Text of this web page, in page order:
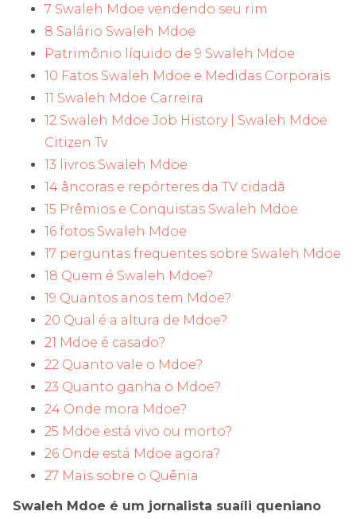
7 Swaleh Mdoe vendendo seu rim
8 Salário Swaleh Mdoe
Patrimônio líquido de 9 Swaleh Mdoe
10 Fatos Swaleh Mdoe e Medidas Corporais
11 Swaleh Mdoe Carreira
12 Swaleh Mdoe Job History | Swaleh Mdoe
Citizen Tv
13 livros Swaleh Mdoe
14 âncoras e repórteres da TV cidadã
15 Prêmios e Conquistas Swaleh Mdoe
16 fotos Swaleh Mdoe
17 perguntas frequentes sobre Swaleh Mdoe
18 Quem é Swaleh Mdoe?
19 Quantos anos tem Mdoe?
20 Qual é a altura de Mdoe?
21 Mdoe é casado?
22 Quanto vale o Mdoe?
23 Quanto ganha o Mdoe?
24 Onde mora Mdoe?
25 Mdoe está vivo ou morto?
26 Onde está Mdoe agora?
27 Mais sobre o Quênia
Swaleh Mdoe é um jornalista suaíli queniano